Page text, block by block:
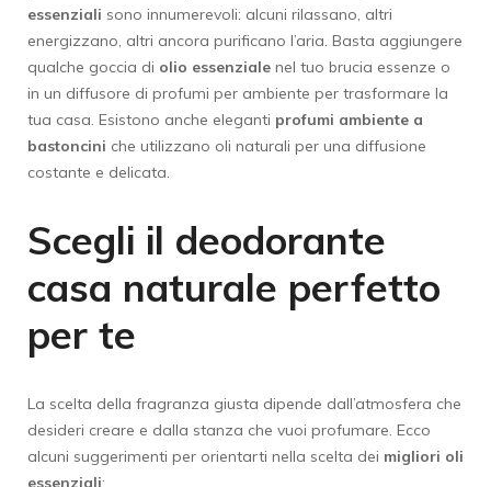
essenziali sono innumerevoli: alcuni rilassano, altri
energizzano, altri ancora purificano l’aria. Basta aggiungere
qualche goccia di olio essenziale nel tuo brucia essenze o
in un diffusore di profumi per ambiente per trasformare la
tua casa. Esistono anche eleganti profumi ambiente a
bastoncini che utilizzano oli naturali per una diffusione
costante e delicata.
Scegli il deodorante
casa naturale perfetto
per te
La scelta della fragranza giusta dipende dall’atmosfera che
desideri creare e dalla stanza che vuoi profumare. Ecco
alcuni suggerimenti per orientarti nella scelta dei migliori oli